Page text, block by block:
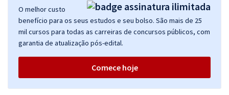
O melhor custo
benefício para os seus estudos e seu bolso. São mais de 25
mil cursos para todas as carreiras de concursos públicos, com
garantia de atualização pós-edital.
Comece hoje